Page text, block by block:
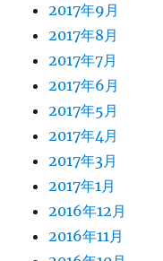
2017年9月
2017年8月
2017年7月
2017年6月
2017年5月
2017年4月
2017年3月
2017年1月
2016年12月
2016年11月